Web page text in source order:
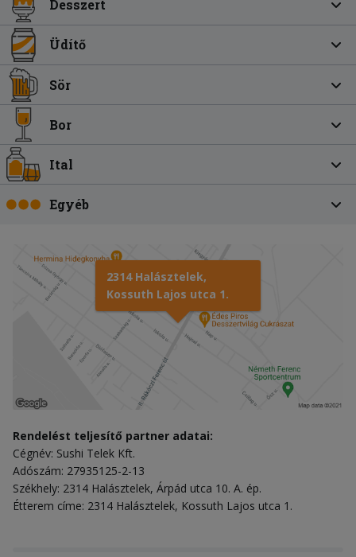
Desszert
Üdítő
Sör
Bor
Ital
Egyéb
2314 Halásztelek,
Kossuth Lajos utca 1.
Rendelést teljesítő partner adatai:
Cégnév: Sushi Telek Kft.
Adószám: 27935125-2-13
Székhely: 2314 Halásztelek, Árpád utca 10. A. ép.
Étterem címe: 2314 Halásztelek, Kossuth Lajos utca 1.